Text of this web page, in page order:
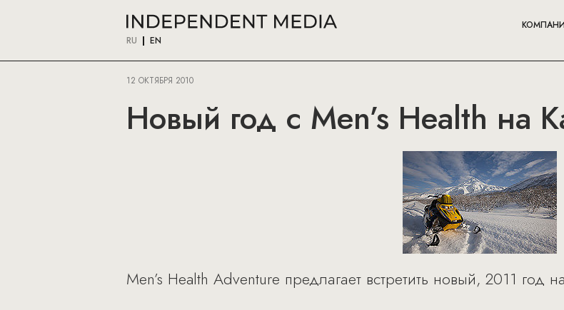
RU EN
12 ОКТЯБРЯ 2010
Новый год с Men’s Health на
Men’s Health Adventure предлагает встретить новый, 2011 год